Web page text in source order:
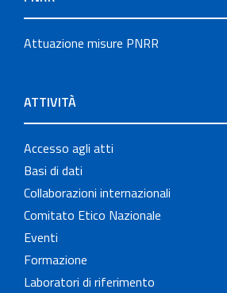
Attuazione misure PNRR
ATTIVITÀ
Accesso agli atti
Basi di dati
Collaborazioni internazionali
Comitato Etico Nazionale
Eventi
Formazione
Laboratori di riferimento